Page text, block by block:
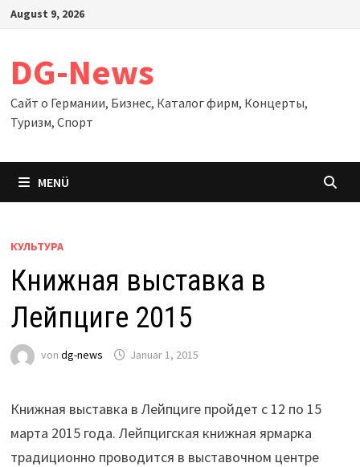
Zum
August 9, 2026
DG-News
Сайт о Германии, Бизнес, Каталог фирм, Концерты,
Туризм, Спорт
MENÜ
КУЛЬТУРА
Книжная выставка в
Лейпциге 2015
von dg-news Januar 1, 2015
Книжная выставка в Лейпциге пройдет с 12 по 15
марта 2015 года. Лейпцигская книжная ярмарка
традиционно проводится в выставочном центре